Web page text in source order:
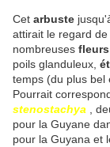
Cet arbuste
attirait le regard
nombreuses fleurs
poils glanduleux,
temps (du plus bel
Pourrait
stenostachya
,
pour la Guyane
pour la Guyana et